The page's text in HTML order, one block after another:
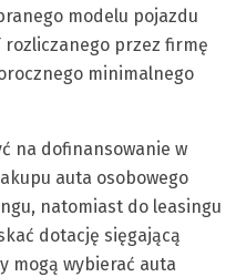
modelu pojazdu
rozliczanego przez firmę
minimalnego
na dofinansowanie w
auta osobowego
natomiast do leasingu
dotację sięgającą
mogą wybierać auta